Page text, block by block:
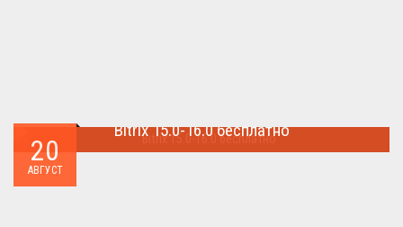
20
АВГУСТ
Bitrix 15.0-16.0 бесплатно